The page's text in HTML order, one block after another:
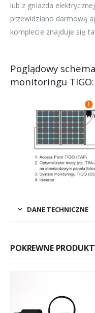
lub z gniazda
przewidziano darmową
komplecie znajduje się
Poglądowy
monitoringu TIGO:
DANE TECHNICZNE
POKREWNE